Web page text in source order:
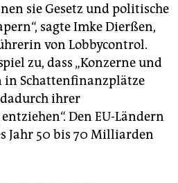
sie Gesetz und politische
sagte Imke Dierßen,
von Lobbycontrol.
zu, dass „Konzerne und
in Schattenfinanzplätze
ihrer
Den EU-Ländern
Jahr 50 bis 70 Milliarden